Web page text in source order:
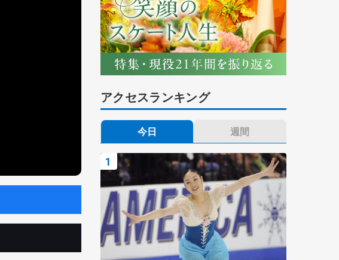
アクセスランキング
今日 週間